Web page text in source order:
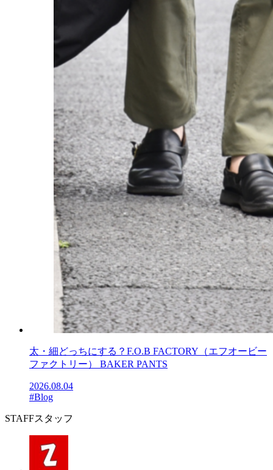
太・細どっちにする？F.O.B FACTORY（エフオービー
ファクトリー） BAKER PANTS
2026.08.04
#Blog
STAFFスタッフ